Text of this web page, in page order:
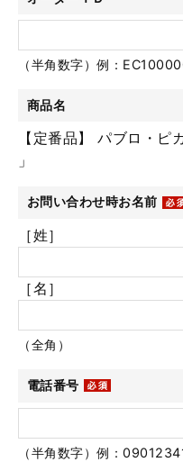
（半角数字）例：
商品名
【定番品】 パブロ・
」
お問い合わせ時お名前
［姓］
［名］
（全角）
電話番号
（半角数字）例：